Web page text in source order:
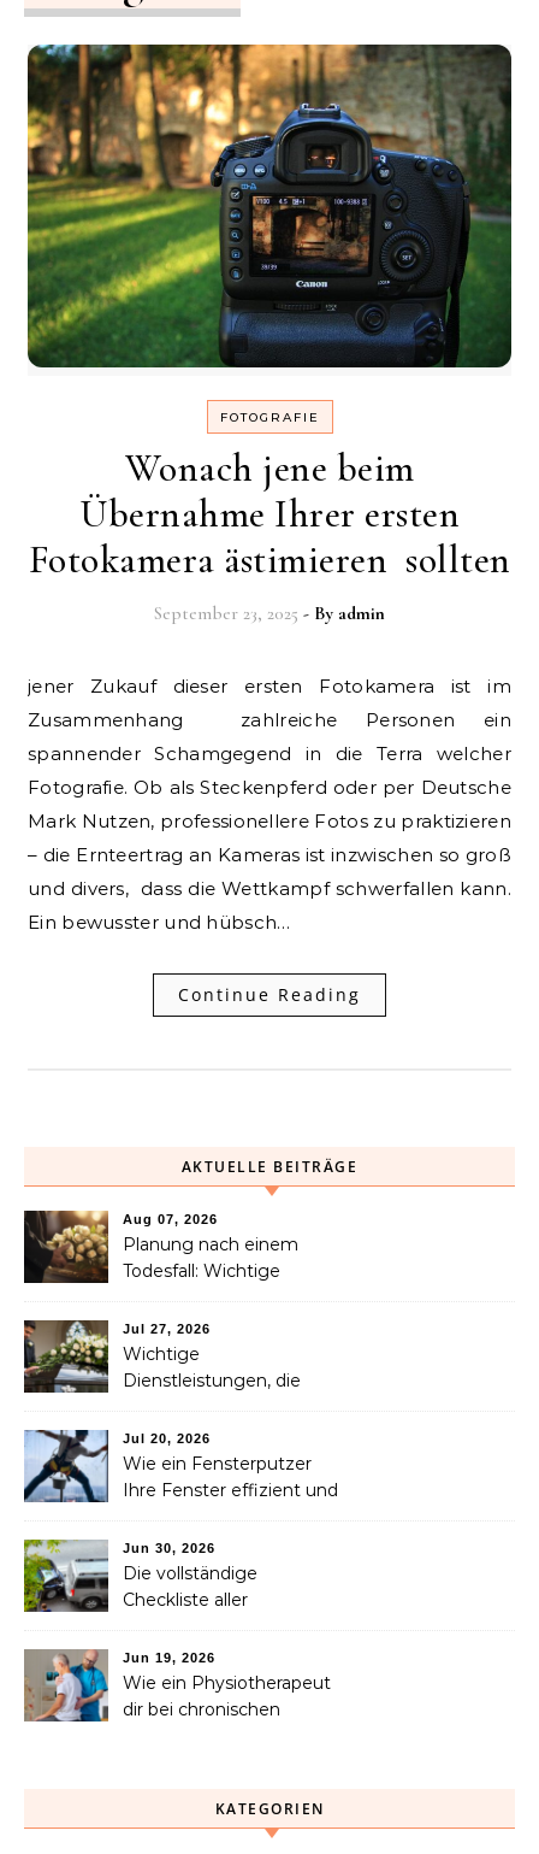
FOTOGRAFIE
Wonach jene beim
Übernahme Ihrer ersten
Fotokamera ästimieren sollten
September 23, 2025 - By admin
jener Zukauf dieser ersten Fotokamera ist im
Zusammenhang zahlreiche Personen ein
spannender Schamgegend in die Terra welcher
Fotografie. Ob als Steckenpferd oder per Deutsche
Mark Nutzen, professionellere Fotos zu praktizieren
– die Ernteertrag an Kameras ist inzwischen so groß
und divers, dass die Wettkampf schwerfallen kann.
Ein bewusster und hübsch…
Continue Reading
AKTUELLE BEITRÄGE
Aug 07, 2026
Planung nach einem
Todesfall: Wichtige
Familie in Betracht ziehen
sollte
Jul 27, 2026
Wichtige
Dienstleistungen, die
Verlust eines geliebten
Menschen helfen können
Jul 20, 2026
Wie ein Fensterputzer
Ihre Fenster effizient und
Jun 30, 2026
Die vollständige
Checkliste aller
nach einem Unfall
benötigen
Jun 19, 2026
Wie ein Physiotherapeut
dir bei chronischen
KATEGORIEN